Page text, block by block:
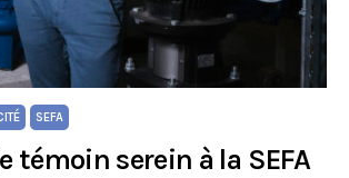
SEFA
témoin serein à la SEFA